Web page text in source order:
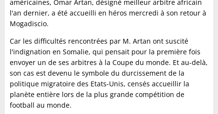
américaines, Omar Artan, désigné meilleur arbitre africain
l'an dernier, a été accueilli en héros mercredi à son retour à
Mogadiscio.
Car les difficultés rencontrées par M. Artan ont suscité
l'indignation en Somalie, qui pensait pour la première fois
envoyer un de ses arbitres à la Coupe du monde. Et au-delà,
son cas est devenu le symbole du durcissement de la
politique migratoire des Etats-Unis, censés accueillir la
planète entière lors de la plus grande compétition de
football au monde.